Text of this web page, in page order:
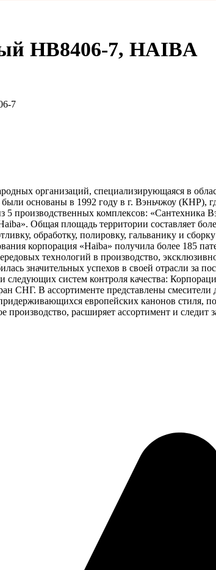
HB8406-7, HAIBA
7
организаций, специализирующаяся в
основаны в 1992 году в г. Вэньчжоу (КНР),
5 производственных комплексов:
Общая площадь территории составляет
обработку, полировку, гальванику и
корпорация «Haiba» получила более 185
технологий в производство,
значительных успехов в своей отрасли за
систем контроля качества:
СНГ. В ассортименте представлены
европейских канонов
производство, расширяет ассортимент и